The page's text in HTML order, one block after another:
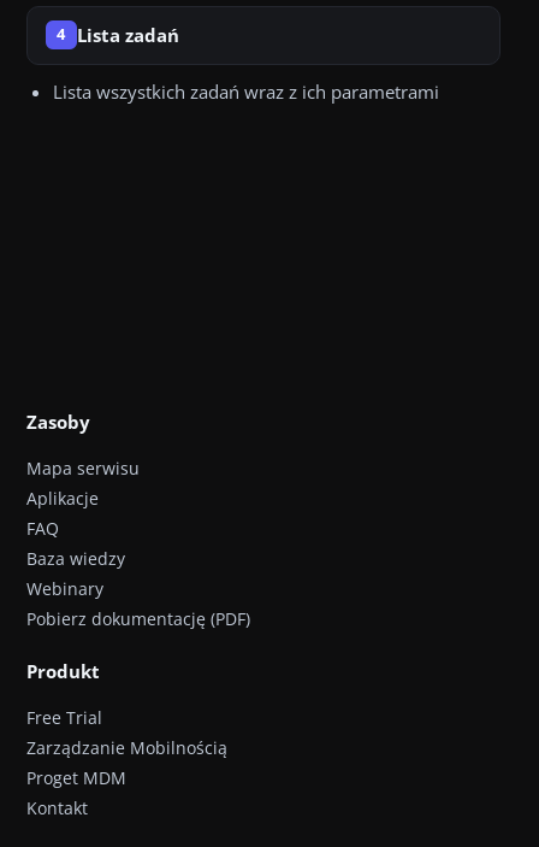
4 Lista zadań
Lista wszystkich zadań wraz z ich parametrami
Zasoby
Mapa serwisu
Aplikacje
FAQ
Baza wiedzy
Webinary
Pobierz dokumentację (PDF)
Produkt
Free Trial
Zarządzanie Mobilnością
Proget MDM
Kontakt